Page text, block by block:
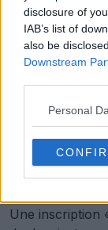
disclosure of
IAB’s list of
also be
Downstream
Personal
Une inscription